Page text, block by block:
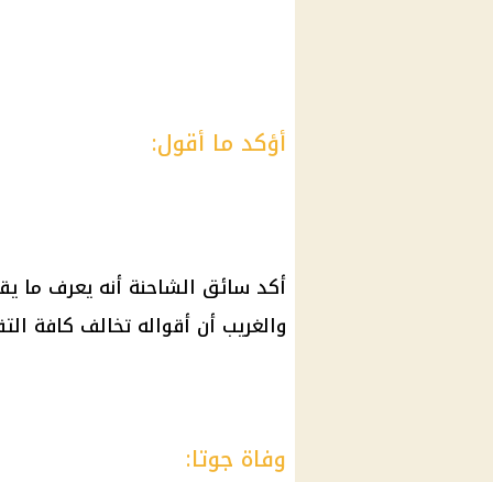
أؤكد ما أقول:
أكد سائق الشاحنة أنه يعرف ما
والغريب أن أقواله تخالف كافة
وفاة جوتا: